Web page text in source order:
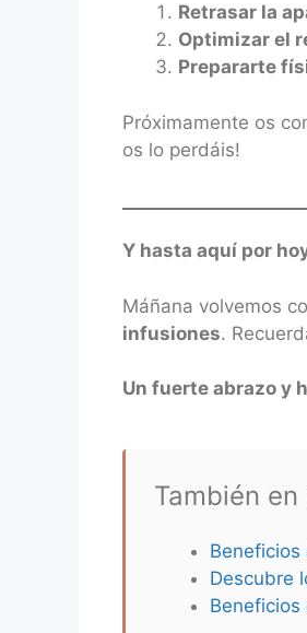
Retrasar la
Optimizar el
Prepararte
Próximamente os
os lo perdáis!
Y hasta aquí por
Máñana volvemos
infusiones.
Un fuerte abrazo y
También
Descubre